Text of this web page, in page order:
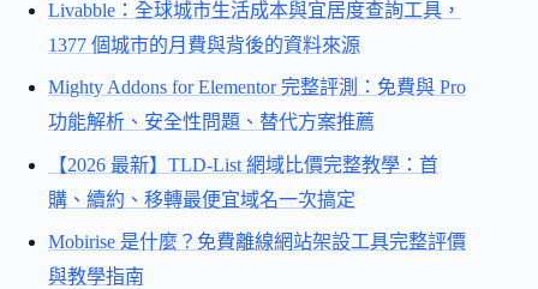
Livabble：全球城市生活成本與宜居度查詢工具，
1377 個城市的月費與背後的資料來源
Mighty Addons for Elementor 完整評測：免費與 Pro
功能解析、安全性問題、替代方案推薦
【2026 最新】TLD-List 網域比價完整教學：首
購、續約、移轉最便宜域名一次搞定
Mobirise 是什麼？免費離線網站架設工具完整評價
與教學指南